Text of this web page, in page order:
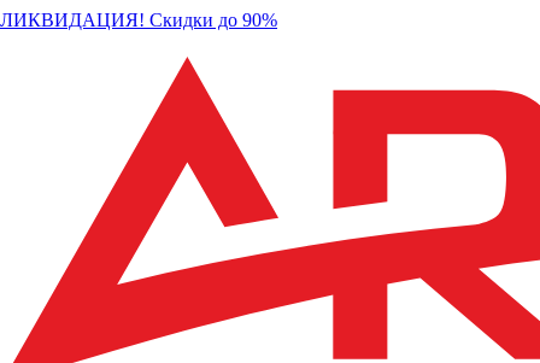
ЛИКВИДАЦИЯ! Скидки до 90%